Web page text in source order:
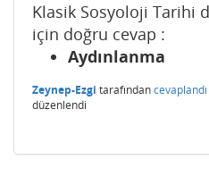
Klasik Sosyoloji Tarihi
için doğru cevap :
Aydınlanma
Zeynep-Ezgi tarafındancevaplandı
düzenlendi